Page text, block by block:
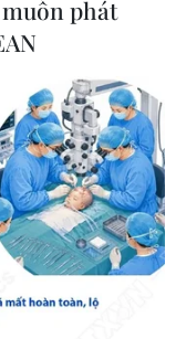
muốn phát